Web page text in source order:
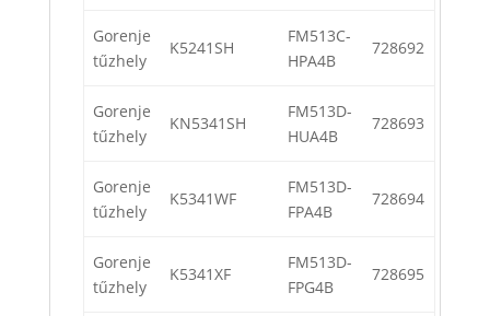
Gorenje
tűzhely
K5241SH
FM513C-
HPA4B
728692
Gorenje
tűzhely
KN5341SH
FM513D-
HUA4B
728693
Gorenje
tűzhely
K5341WF
FM513D-
FPA4B
728694
Gorenje
tűzhely
K5341XF
FM513D-
FPG4B
728695